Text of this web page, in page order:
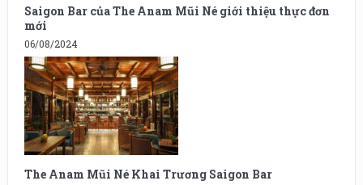
Saigon Bar của The Anam Mũi Né giới thiệu thực đơn
mới
06/08/2024
The Anam Mũi Né Khai Trương Saigon Bar